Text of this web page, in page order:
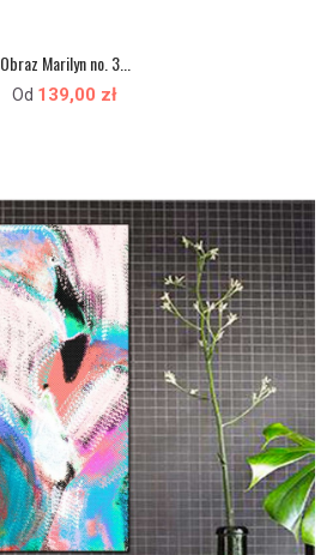
Obraz Marilyn no. 3...
Od 139,00 zł